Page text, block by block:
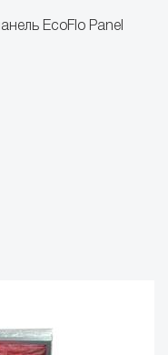
EcoFlo Panel